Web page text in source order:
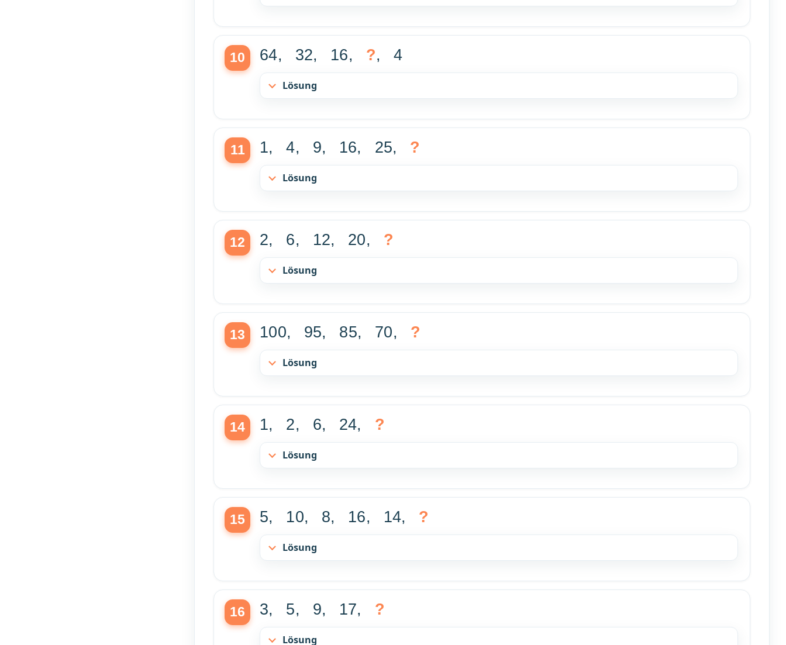
64, 32, 16, ?, 4
Lösung
1, 4, 9, 16, 25, ?
Lösung
2, 6, 12, 20, ?
Lösung
100, 95, 85, 70, ?
Lösung
1, 2, 6, 24, ?
Lösung
5, 10, 8, 16, 14, ?
Lösung
3, 5, 9, 17, ?
Lösung